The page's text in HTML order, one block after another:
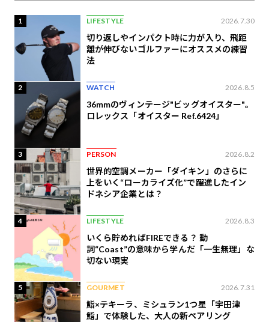
1 LIFESTYLE 2026.7.30
切り返しやインパクト時に力が入り、飛距
離が伸びないゴルファーにオススメの練習
法
2 WATCH 2026.8.5
36mmのヴィンテージ"ビッグオイスター"。
ロレックス「オイスター Ref.6424」
3 PERSON 2026.8.2
世界的空調メーカー「ダイキン」のさらに
上をいく“ローカライズ化”で躍進したイン
ドネシア企業とは？
4 LIFESTYLE 2026.8.3
いくら貯めればFIREできる？ 動
詞“Coast”の意味から学んだ「一生無理」な
切ない現実
5 GOURMET 2026.7.31
鮨×テキーラ、ミシュラン1つ星「宇田津
鮨」で体験した、大人の新ペアリング